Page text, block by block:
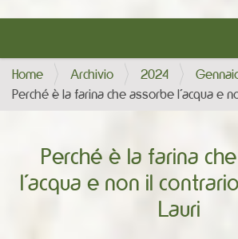
Home Archivio 2024
Perché è la farina che assorbe l’acqua e
Perché è la farina
l’acqua e non il
Lauri